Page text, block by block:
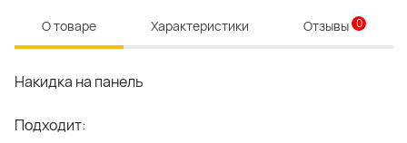
О товаре Характеристики Отзывы 0
Накидка на панель
Подходит: